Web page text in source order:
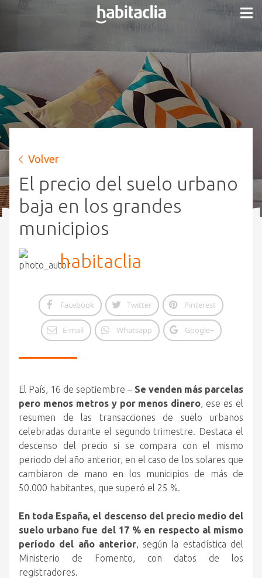
Volver
El precio del suelo urbano
baja en los grandes
municipios
habitaclia
Facebook Twitter Pinterest
E-mail Whatsapp Google+
El País, 16 de septiembre – Se venden más parcelas
pero menos metros y por menos dinero, ese es el
resumen de las transacciones de suelo urbanos
celebradas durante el segundo trimestre. Destaca el
descenso del precio si se compara con el mismo
periodo del año anterior, en el caso de los solares que
cambiaron de mano en los municipios de más de
50.000 habitantes, que superó el 25 %.
En toda España, el descenso del precio medio del
suelo urbano fue del 17 % en respecto al mismo
período del año anterior, según la estadística del
Ministerio de Fomento, con datos de los
registradores.